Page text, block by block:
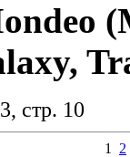
стр. 10
1 2